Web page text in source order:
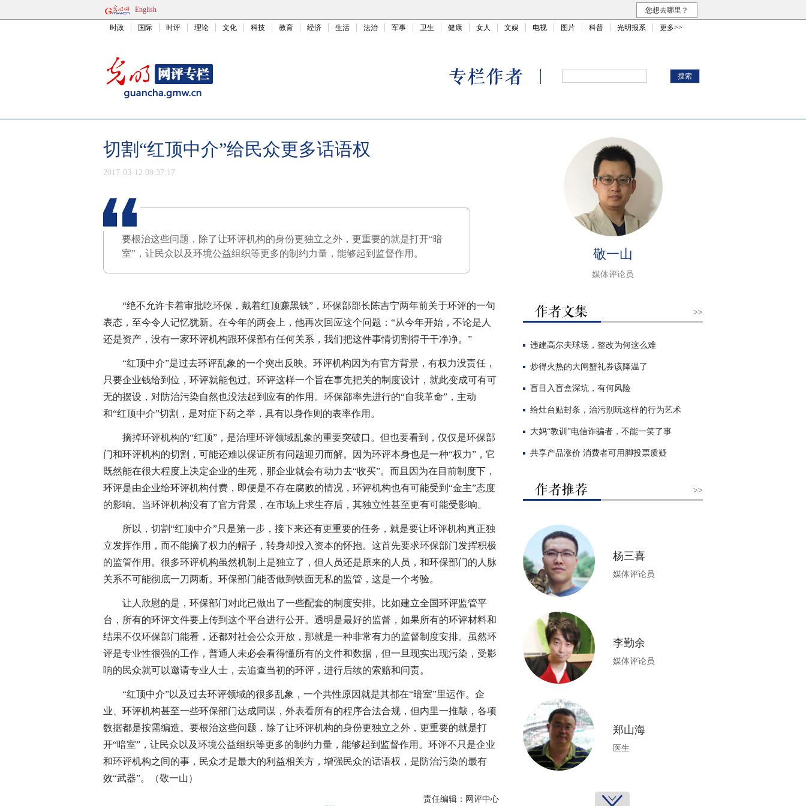
English 您想去哪里？
时政 国际 时评 理论 文化 科技 教育 经济 生活 法治 军事 卫生 健康 女人 文娱 电视 图片 科普 光明报系 更多>>
切割“红顶中介”给民众更多话语权
2017-03-12 09:37:17
要根治这些问题，除了让环评机构的身份更独立之外，更重要的就是打开“暗
室”，让民众以及环境公益组织等更多的制约力量，能够起到监督作用。
“绝不允许卡着审批吃环保，戴着红顶赚黑钱”，环保部部长陈吉宁两年前关于环评的一句
表态，至今令人记忆犹新。在今年的两会上，他再次回应这个问题：“从今年开始，不论是人
还是资产，没有一家环评机构跟环保部有任何关系，我们把这件事情切割得干干净净。”
“红顶中介”是过去环评乱象的一个突出反映。环评机构因为有官方背景，有权力没责任，
只要企业钱给到位，环评就能包过。环评这样一个旨在事先把关的制度设计，就此变成可有可
无的摆设，对防治污染自然也没法起到应有的作用。环保部率先进行的“自我革命”，主动
和“红顶中介”切割，是对症下药之举，具有以身作则的表率作用。
摘掉环评机构的“红顶”，是治理环评领域乱象的重要突破口。但也要看到，仅仅是环保部
门和环评机构的切割，可能还难以保证所有问题迎刃而解。因为环评本身也是一种“权力”，它
既然能在很大程度上决定企业的生死，那企业就会有动力去“收买”。而且因为在目前制度下，
环评是由企业给环评机构付费，即便是不存在腐败的情况，环评机构也有可能受到“金主”态度
的影响。当环评机构没有了官方背景，在市场上求生存后，其独立性甚至更有可能受影响。
所以，切割“红顶中介”只是第一步，接下来还有更重要的任务，就是要让环评机构真正独
立发挥作用，而不能摘了权力的帽子，转身却投入资本的怀抱。这首先要求环保部门发挥积极
的监管作用。很多环评机构虽然机制上是独立了，但人员还是原来的人员，和环保部门的人脉
关系不可能彻底一刀两断。环保部门能否做到铁面无私的监管，这是一个考验。
让人欣慰的是，环保部门对此已做出了一些配套的制度安排。比如建立全国环评监管平
台，所有的环评文件要上传到这个平台进行公开。透明是最好的监督，如果所有的环评材料和
结果不仅环保部门能看，还都对社会公众开放，那就是一种非常有力的监督制度安排。虽然环
评是专业性很强的工作，普通人未必会看得懂所有的文件和数据，但一旦现实出现污染，受影
响的民众就可以邀请专业人士，去追查当初的环评，进行后续的索赔和问责。
“红顶中介”以及过去环评领域的很多乱象，一个共性原因就是其都在“暗室”里运作。企
业、环评机构甚至一些环保部门达成同谋，外表看所有的程序合法合规，但内里一推敲，各项
数据都是按需编造。要根治这些问题，除了让环评机构的身份更独立之外，更重要的就是打
开“暗室”，让民众以及环境公益组织等更多的制约力量，能够起到监督作用。环评不只是企业
和环评机构之间的事，民众才是最大的利益相关方，增强民众的话语权，是防治污染的最有
效“武器”。（敬一山）
责任编辑：网评中心
敬一山
媒体评论员
>>
违建高尔夫球场，整改为何这么难
炒得火热的大闸蟹礼券该降温了
盲目入盲盒深坑，有何风险
给灶台贴封条，治污别玩这样的行为艺术
大妈“教训”电信诈骗者，不能一笑了事
共享产品涨价 消费者可用脚投票质疑
>>
杨三喜
媒体评论员
李勤余
媒体评论员
郑山海
医生